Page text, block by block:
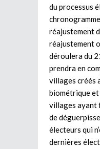
du processus
réajustement
réajustement
déroulera du
prendra en
villages créés
biométrique
villages ayant
de
électeurs qui
dernières